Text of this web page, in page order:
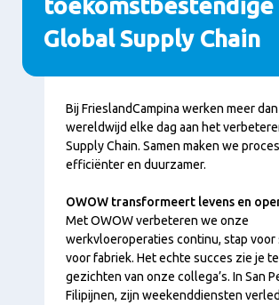
toekomstbestendige
Global Supply Chain
Inhoud
Bij FrieslandCampina werken meer
wereldwijd elke dag aan het
Supply Chain. Samen maken we
efficiënter en duurzamer.
OWOW transformeert levens en
Met OWOW verbeteren we onze
werkvloeroperaties continu, stap voor
voor fabriek. Het echte succes zie je
gezichten van onze collega’s. In San
Filipijnen, zijn weekenddiensten